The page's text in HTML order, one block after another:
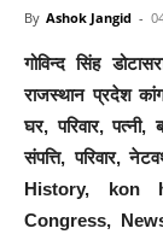
By Ashok Jangid -
गोविन्द सिंह
राजस्थान प्रदेश
घर, परिवार, पत्नी,
संपत्ति, परिवार,
History, kon
Congress,